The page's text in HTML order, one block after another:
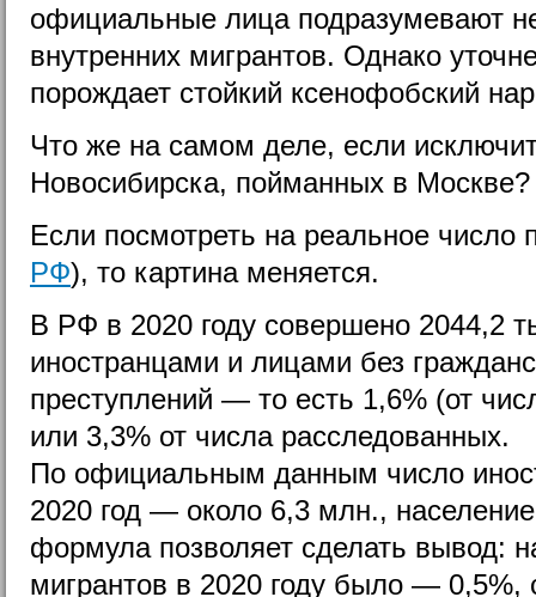
официальные лица подразумевают
внутренних мигрантов. Однако
порождает стойкий ксенофобский
Что же на самом деле, если
Новосибирска, пойманных в Москве?
Если посмотреть на реальное число
РФ), то картина меняется.
В РФ в 2020 году совершено 2044,2
иностранцами и лицами без
преступлений — то есть 1,6% (от
или 3,3% от числа расследованных.
По официальным данным число
2020 год — около 6,3 млн.,
формула позволяет сделать вывод:
мигрантов в 2020 году было —